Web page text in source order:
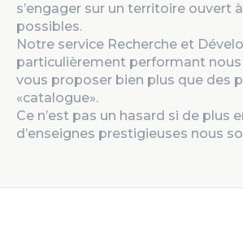
s’engager sur un territoire ouvert
possibles.
Notre service Recherche et
particulièrement performant
vous proposer bien plus que des
«catalogue».
Ce n’est pas un hasard si de plus
d’enseignes prestigieuses nous